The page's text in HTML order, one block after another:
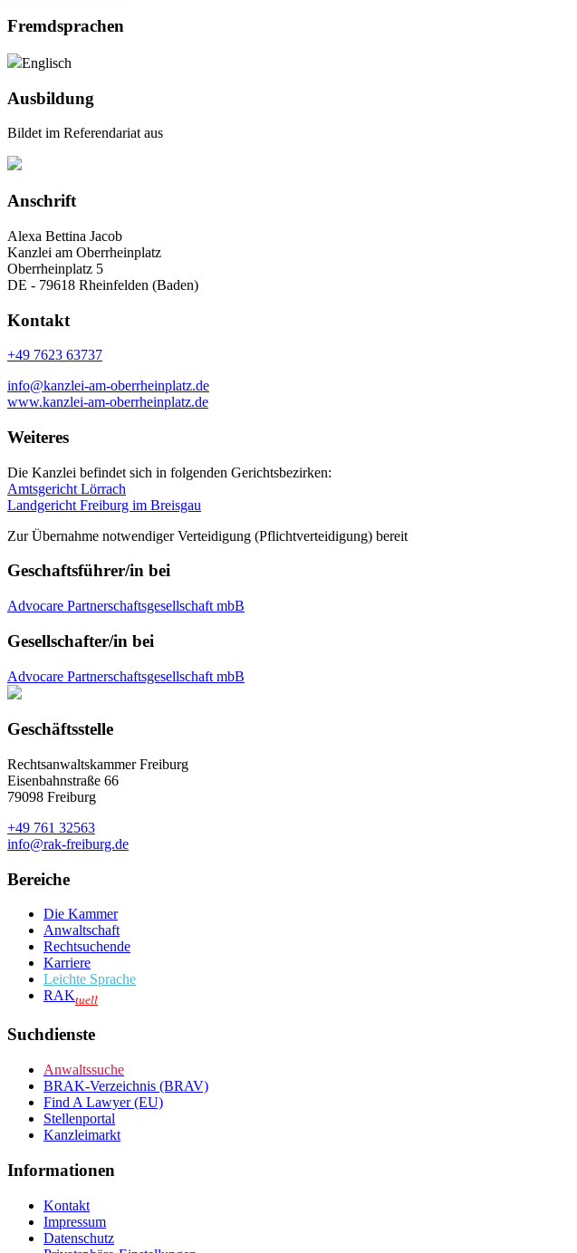
Fremdsprachen
Englisch
Ausbildung
Bildet im Referendariat aus
Anschrift
Alexa Bettina Jacob
Kanzlei am Oberrheinplatz
Oberrheinplatz 5
DE - 79618 Rheinfelden (Baden)
Kontakt
+49 7623 63737
info@kanzlei-am-oberrheinplatz.de
www.kanzlei-am-oberrheinplatz.de
Weiteres
Die Kanzlei befindet sich in folgenden Gerichtsbezirken:
Amtsgericht Lörrach
Landgericht Freiburg im Breisgau
Zur Übernahme notwendiger Verteidigung (Pflichtverteidigung) bereit
Geschaftsführer/in bei
Advocare Partnerschaftsgesellschaft mbB
Gesellschafter/in bei
Advocare Partnerschaftsgesellschaft mbB
Geschäftsstelle
Rechtsanwaltskammer Freiburg
Eisenbahnstraße 66
79098 Freiburg
+49 761 32563
info@rak-freiburg.de
Bereiche
Die Kammer
Anwaltschaft
Rechtsuchende
Karriere
Leichte Sprache
RAKtuell
Suchdienste
Anwaltssuche
BRAK-Verzeichnis (BRAV)
Find A Lawyer (EU)
Stellenportal
Kanzleimarkt
Informationen
Kontakt
Impressum
Datenschutz